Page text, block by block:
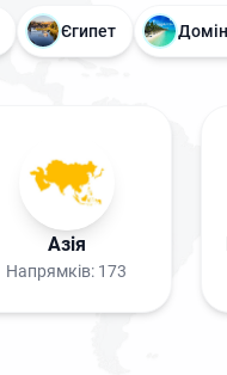
Єгипет
Азія
Напрямків: 173